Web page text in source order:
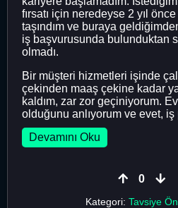
fırsatı için neredeyse 2 yıl
taşındım ve buraya
iş başvurusunda bulunduktan
olmadı.
Bir müşteri hizmetleri işinde
çekinden maaş çekine kadar
kaldım, zar zor geçiniyorum.
olduğunu anlıyorum ve evet, iş
Devamını Oku
0
Kategori: Tavsiye